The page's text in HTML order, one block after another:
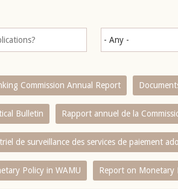
Commission Annual Report
Bulletin Rapport annuel de la
de surveillance des services de paiement
Policy in WAMU Report on Monetary